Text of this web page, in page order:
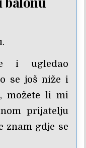
i ugledao
se još niže i
možete li mi
prijatelju
znam gdje se